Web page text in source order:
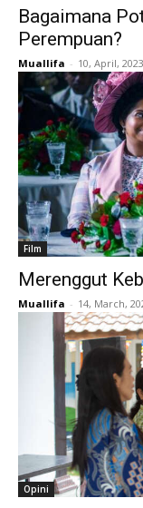
Bagaimana
Perempuan?
Muallifa - 10, April, 2023
Film
Merenggut
Muallifa - 14, March,
Opini